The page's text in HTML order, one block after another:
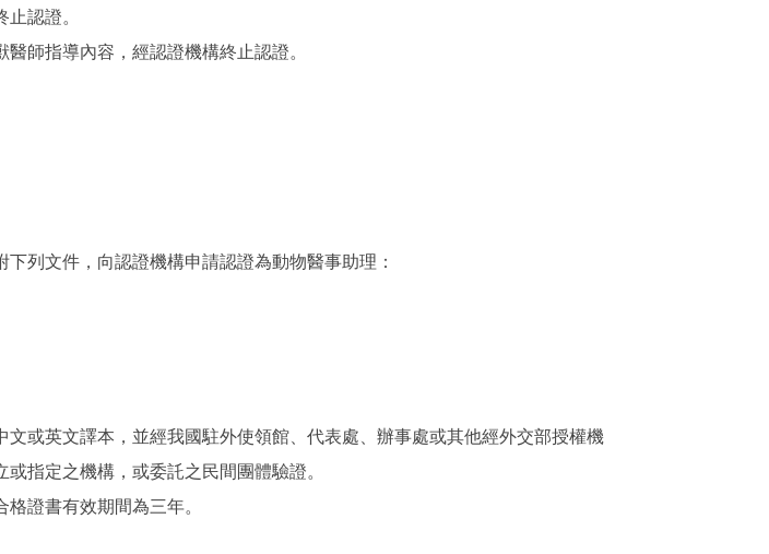
認證。
師指導內容，經認證機構終止認證。
列文件，向認證機構申請認證為動物醫事助理：
或英文譯本，並經我國駐外使領館、代表處、辦事處或其他經外交部授權機
指定之機構，或委託之民間團體驗證。
證書有效期間為三年。